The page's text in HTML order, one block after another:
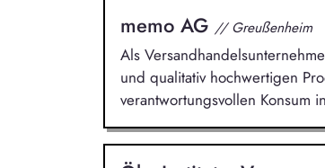
memo AG // Greußenheim
Als
und qualitativ hochwertigen
verantwortungsvollen Konsum